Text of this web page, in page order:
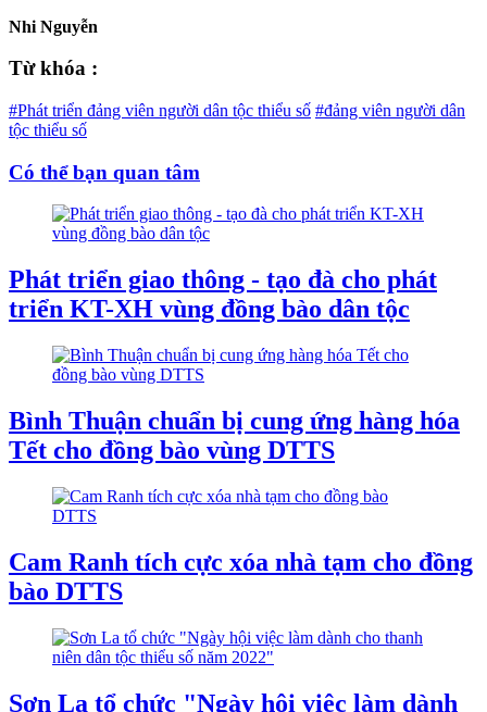
Nhi Nguyễn
Từ khóa :
#Phát triển đảng viên người dân tộc thiểu số #đảng viên người dân
tộc thiểu số
Có thể bạn quan tâm
Phát triển giao thông - tạo đà cho phát
triển KT-XH vùng đồng bào dân tộc
Bình Thuận chuẩn bị cung ứng hàng hóa
Tết cho đồng bào vùng DTTS
Cam Ranh tích cực xóa nhà tạm cho đồng
bào DTTS
Sơn La tổ chức "Ngày hội việc làm dành